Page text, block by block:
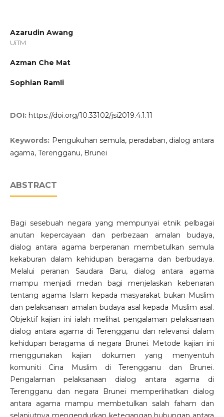
Azarudin Awang
UiTM
Azman Che Mat
Sophian Ramli
DOI: https://doi.org/10.33102/jsi2019.4.1.11
Keywords: Pengukuhan semula, peradaban, dialog antara
agama, Terengganu, Brunei
ABSTRACT
Bagi sesebuah negara yang mempunyai etnik pelbagai
anutan kepercayaan dan perbezaan amalan budaya,
dialog antara agama berperanan membetulkan semula
kekaburan dalam kehidupan beragama dan berbudaya.
Melalui peranan Saudara Baru, dialog antara agama
mampu menjadi medan bagi menjelaskan kebenaran
tentang agama Islam kepada masyarakat bukan Muslim
dan pelaksanaan amalan budaya asal kepada Muslim asal.
Objektif kajian ini ialah melihat pengalaman pelaksanaan
dialog antara agama di Terengganu dan relevansi dalam
kehidupan beragama di negara Brunei. Metode kajian ini
menggunakan kajian dokumen yang menyentuh
komuniti Cina Muslim di Terengganu dan Brunei.
Pengalaman pelaksanaan dialog antara agama di
Terengganu dan negara Brunei memperlihatkan dialog
antara agama mampu membetulkan salah faham dan